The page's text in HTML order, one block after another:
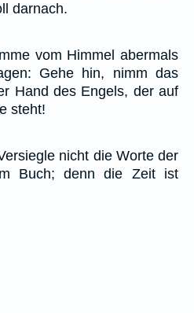
darnach.
vom Himmel abermals
Gehe hin, nimm das
Hand des Engels, der auf
steht!
nicht die Worte der
Buch; denn die Zeit ist